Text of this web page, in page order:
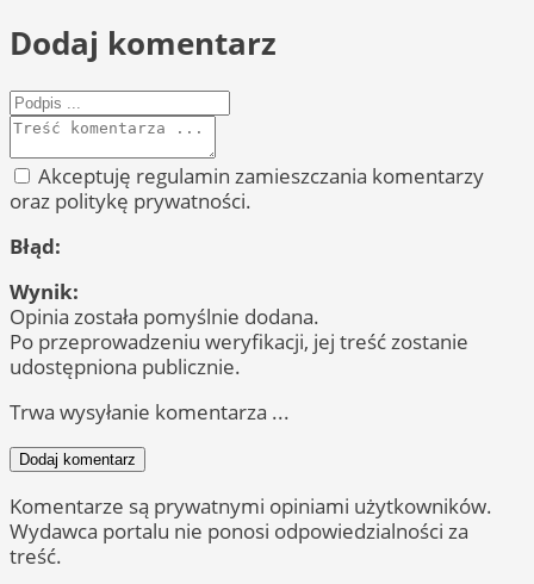
Dodaj komentarz
Akceptuję regulamin zamieszczania komentarzy
oraz politykę prywatności.
Błąd:
Wynik:
Opinia została pomyślnie dodana.
Po przeprowadzeniu weryfikacji, jej treść zostanie
udostępniona publicznie.
Trwa wysyłanie komentarza ...
Dodaj komentarz
Komentarze są prywatnymi opiniami użytkowników.
Wydawca portalu nie ponosi odpowiedzialności za
treść.